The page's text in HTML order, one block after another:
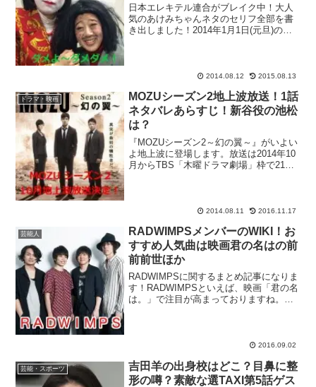
日本エレキテル連合がブレイク中！大人
気のあけみちゃんネタのセリフ全部を書
き出しました！2014年1月1日(元旦)の
キテル連合』が... 2014.08.12 2015.08.13
ドラマ・映画
MOZUシーズン2地上波放送！1話
ネタバレあらすじ！新谷役の池松
は？
『MOZUシーズン2～幻の翼～』がいよい
よ地上波に登場します。放送は2014年10
月からTBS「木曜ドラマ劇場」枠で21時
2014.08.11 2016.11.17
芸能人
RADWIMPSメンバーのWIKI！お
すすめ人気曲は映画君の名はの前
前前世ほか
RADWIMPSに関するまとめ記事になりま
す！RADWIMPSといえば、映画「君の名
は。」で注目が高まっておりますね。そ
2016.09.02
芸能・スポーツ
吉田羊の出身校はどこ？目鼻に整
形の噂？素敵な選TAXI第5話ゲス